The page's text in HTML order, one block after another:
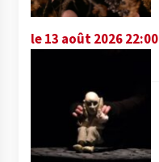
le 13 août 2026 22:00